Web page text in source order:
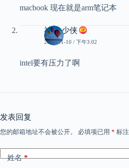
macbook 现在就是arm笔记本
神经 少侠
2022-11-10 / 下午3:02
intel要有压力了啊
发表回复
您的邮箱地址不会被公开。 必填项已用 * 标注
姓名*